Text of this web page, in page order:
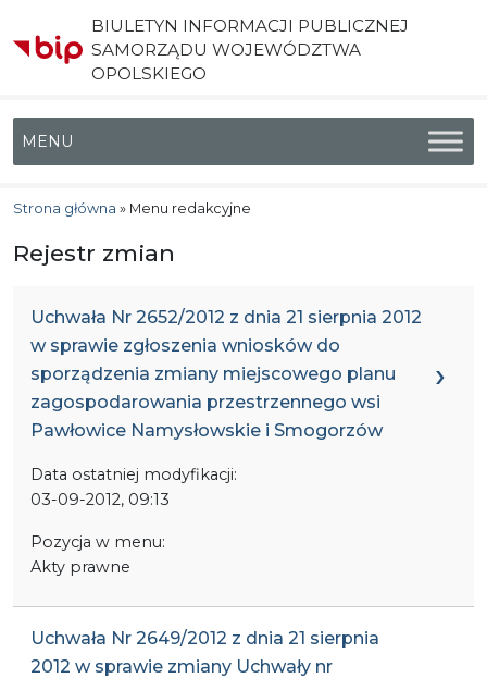
BIULETYN INFORMACJI PUBLICZNEJ
SAMORZĄDU WOJEWÓDZTWA
OPOLSKIEGO
Menu główne
Strona główna » Menu redakcyjne
Rejestr zmian
Uchwała Nr 2652/2012 z dnia 21 sierpnia 2012
w sprawie zgłoszenia wniosków do
sporządzenia zmiany miejscowego planu
zagospodarowania przestrzennego wsi
Pawłowice Namysłowskie i Smogorzów
Data ostatniej modyfikacji:
03-09-2012, 09:13
Pozycja w menu:
Akty prawne
Uchwała Nr 2649/2012 z dnia 21 sierpnia
2012 w sprawie zmiany Uchwały nr